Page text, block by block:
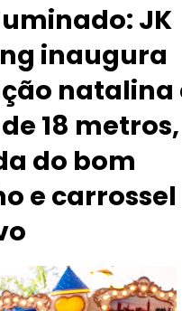
JK
inaugura
natalina
18 metros,
do bom
e carrossel